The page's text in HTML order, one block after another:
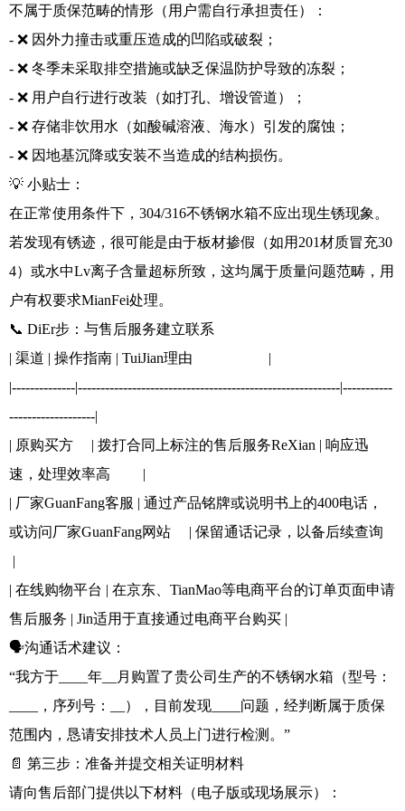
不属于质保范畴的情形（用户需自行承担责任）：
- ❌ 因外力撞击或重压造成的凹陷或破裂；
- ❌ 冬季未采取排空措施或缺乏保温防护导致的冻裂；
- ❌ 用户自行进行改装（如打孔、增设管道）；
- ❌ 存储非饮用水（如酸碱溶液、海水）引发的腐蚀；
- ❌ 因地基沉降或安装不当造成的结构损伤。
💡 小贴士：
在正常使用条件下，304/316不锈钢水箱不应出现生锈现象。
若发现有锈迹，很可能是由于板材掺假（如用201材质冒充30
4）或水中Lv离子含量超标所致，这均属于质量问题范畴，用
户有权要求MianFei处理。
📞 DiEr步：与售后服务建立联系
| 渠道 | 操作指南 | TuiJian理由 |
|--------------|----------------------------------------------------------|-----------
-------------------|
| 原购买方 | 拨打合同上标注的售后服务ReXian | 响应迅
速，处理效率高 |
| 厂家GuanFang客服 | 通过产品铭牌或说明书上的400电话，
或访问厂家GuanFang网站 | 保留通话记录，以备后续查询
|
| 在线购物平台 | 在京东、TianMao等电商平台的订单页面申请
售后服务 | Jin适用于直接通过电商平台购买 |
🗣️沟通话术建议：
“我方于____年__月购置了贵公司生产的不锈钢水箱（型号：
____，序列号：__），目前发现____问题，经判断属于质保
范围内，恳请安排技术人员上门进行检测。”
📄 第三步：准备并提交相关证明材料
请向售后部门提供以下材料（电子版或现场展示）：